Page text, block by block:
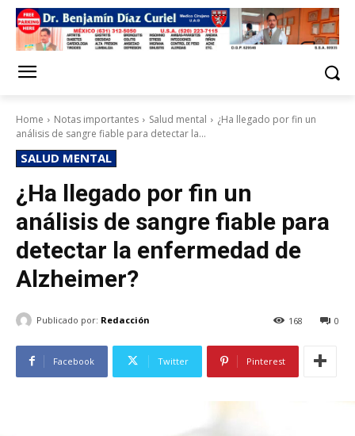
Home Notas importantes Salud mental
¿Ha llegado por fin un
análisis de sangre fiable para detectar la...
SALUD MENTAL
¿Ha llegado por fin un
análisis de sangre fiable para
detectar la enfermedad de
Alzheimer?
Publicado por: Redacción 0
168
Facebook Twitter Pinterest